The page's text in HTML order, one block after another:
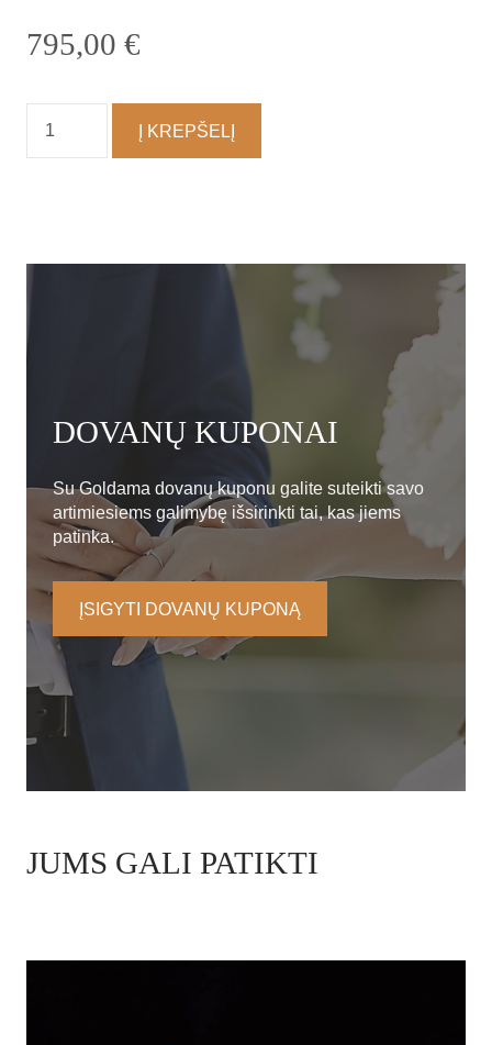
795,00 €
kiekis:
Žiedas
Į KREPŠELĮ
DOVANŲ KUPONAI
Su Goldama dovanų kuponu galite suteikti savo
artimiesiems galimybę išsirinkti tai, kas jiems
patinka.
ĮSIGYTI DOVANŲ KUPONĄ
JUMS GALI PATIKTI